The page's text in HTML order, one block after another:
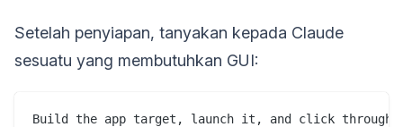
Setelah penyiapan, tanyakan kepada Claude
sesuatu yang membutuhkan GUI:
Build the app target, launch it, and click through